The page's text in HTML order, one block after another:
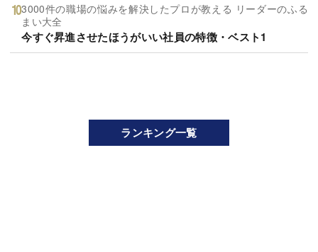
3000件の職場の悩みを解決したプロが教える リーダーのふる
まい大全
今すぐ昇進させたほうがいい社員の特徴・ベスト1
ランキング一覧